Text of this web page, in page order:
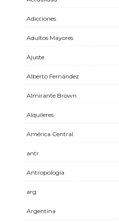
Adicciones
Adultos Mayores
Ajuste
Alberto Fernández
Almirante Brown
Alquileres
América Central
antr
Antropología
arg
Argentina